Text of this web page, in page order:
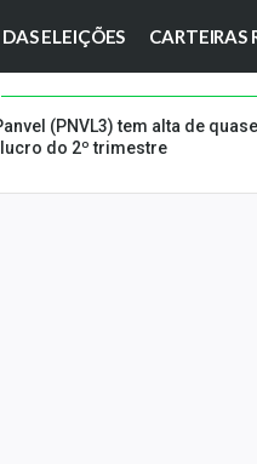
ELEIÇÕES CARTEIRAS
(PNVL3) tem alta de quase
lucro do 2º trimestre